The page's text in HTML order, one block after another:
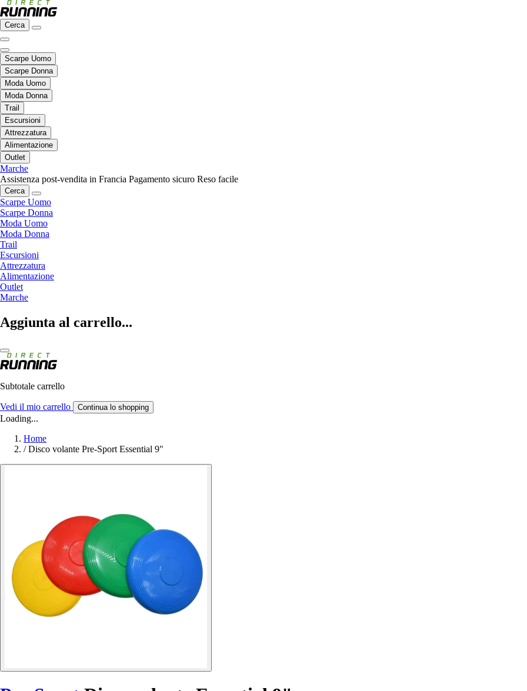
Cerca
Scarpe Uomo
Scarpe Donna
Moda Uomo
Moda Donna
Trail
Escursioni
Attrezzatura
Alimentazione
Outlet
Marche
Assistenza post-vendita in Francia Pagamento sicuro Reso facile
Cerca
Scarpe Uomo
Scarpe Donna
Moda Uomo
Moda Donna
Trail
Escursioni
Attrezzatura
Alimentazione
Outlet
Marche
Aggiunta al carrello...
Subtotale carrello
Vedi il mio carrello Continua lo shopping
Loading...
Home
/ Disco volante Pre-Sport Essential 9"